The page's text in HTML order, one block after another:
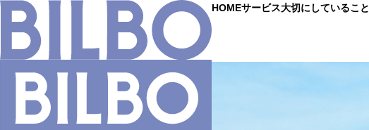
コ
ン
HOMEサービス大切にしていること